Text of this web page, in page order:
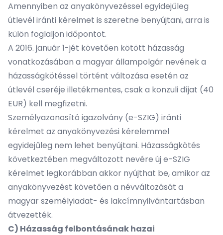
Amennyiben az anyakönyvezéssel egyidejűleg
útlevél iránti kérelmet is szeretne benyújtani, arra is
külön foglaljon időpontot.
A 2016. január 1-jét követően kötött házasság
vonatkozásában a magyar állampolgár nevének a
házasságkötéssel történt változása esetén az
útlevél cseréje illetékmentes, csak a konzuli díjat (40
EUR) kell megfizetni.
Személyazonosító igazolvány (e-SZIG) iránti
kérelmet az anyakönyvezési kérelemmel
egyidejűleg nem lehet benyújtani. Házasságkötés
következtében megváltozott nevére új e-SZIG
kérelmet legkorábban akkor nyújthat be, amikor az
anyakönyvezést követően a névváltozását a
magyar személyiadat- és lakcímnyilvántartásban
átvezették.
C) Házasság felbontásának hazai